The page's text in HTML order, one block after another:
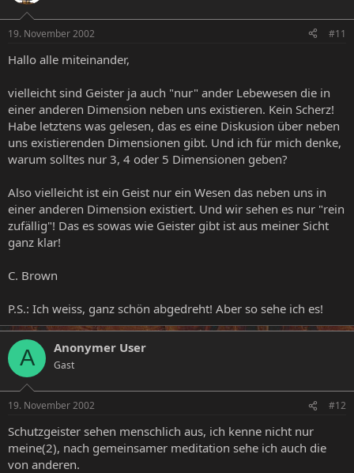
19. November 2002 #11
Hallo alle miteinander,
vielleicht sind Geister ja auch "nur" ander Lebewesen die in
einer anderen Dimension neben uns existieren. Kein Scherz!
Habe letztens was gelesen, das es eine Diskusion über neben
uns existierenden Dimensionen gibt. Und ich für mich denke,
warum solltes nur 3, 4 oder 5 Dimensionen geben?
Also vielleicht ist ein Geist nur ein Wesen das neben uns in
einer anderen Dimension existiert. Und wir sehen es nur "rein
zufällig"! Das es sowas wie Geister gibt ist aus meiner Sicht
ganz klar!
C. Brown
P.S.: Ich weiss, ganz schön abgedreht! Aber so sehe ich es!
A Anonymer User
Gast
19. November 2002 #12
Schutzgeister sehen menschlich aus, ich kenne nicht nur
meine(2), nach gemeinsamer meditation sehe ich auch die
von anderen.